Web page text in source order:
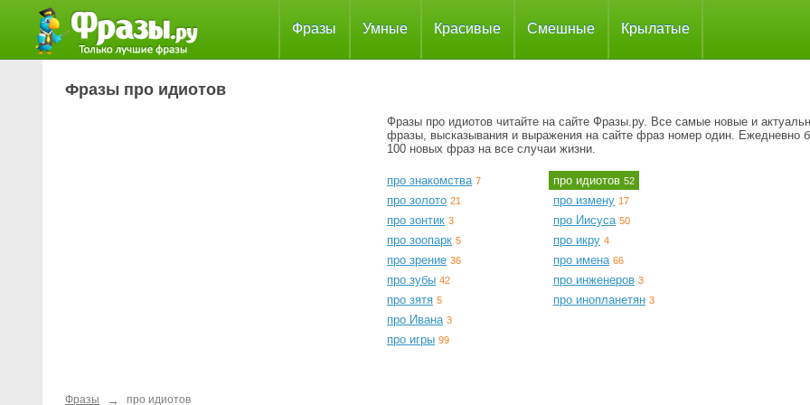
Фразы Умные Красивые Смешные Крылатые
Фразы про идиотов
Фразы про идиотов читайте на сайте Фразы.ру. Все самые новые и
фразы, высказывания и выражения на сайте фраз номер один. Ежедневно
100 новых фраз на все случаи жизни.
про знакомства 7
про золото 21
про зонтик 3
про зоопарк 5
про зрение 36
про зубы 42
про зятя 5
про Ивана 3
про игры 99
про идиотов 52
про измену 17
про Иисуса 50
про икру 4
про имена 66
про инженеров 3
про инопланетян 3
Фразы → про идиотов